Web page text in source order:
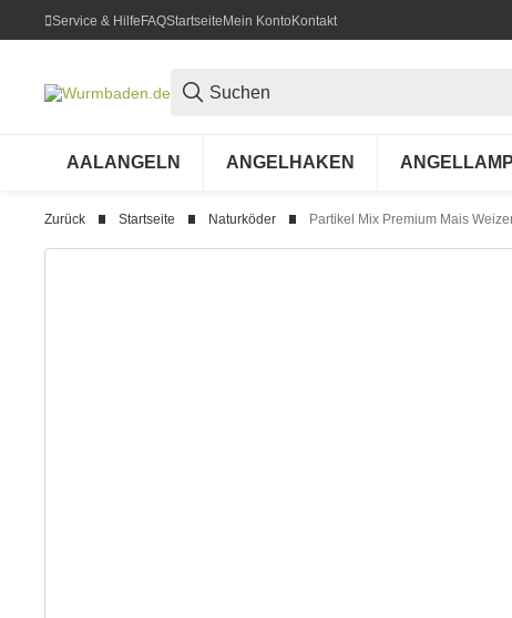
Service & HilfeFAQStartseiteMein KontoKontakt
AALANGELN ANGELHAKEN
Zurück Startseite Naturköder Partikel Mix Premium Mais